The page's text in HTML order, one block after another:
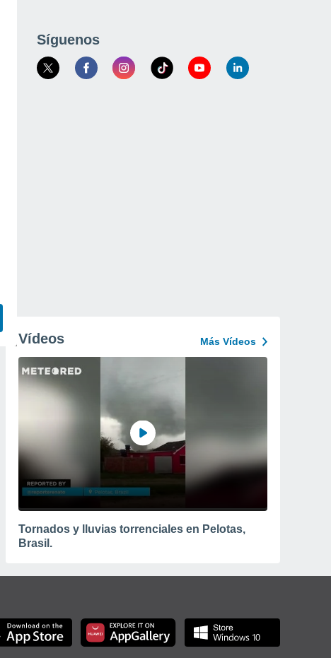
Síguenos
Vídeos Más Vídeos
Tornados y lluvias torrenciales en Pelotas,
Brasil.